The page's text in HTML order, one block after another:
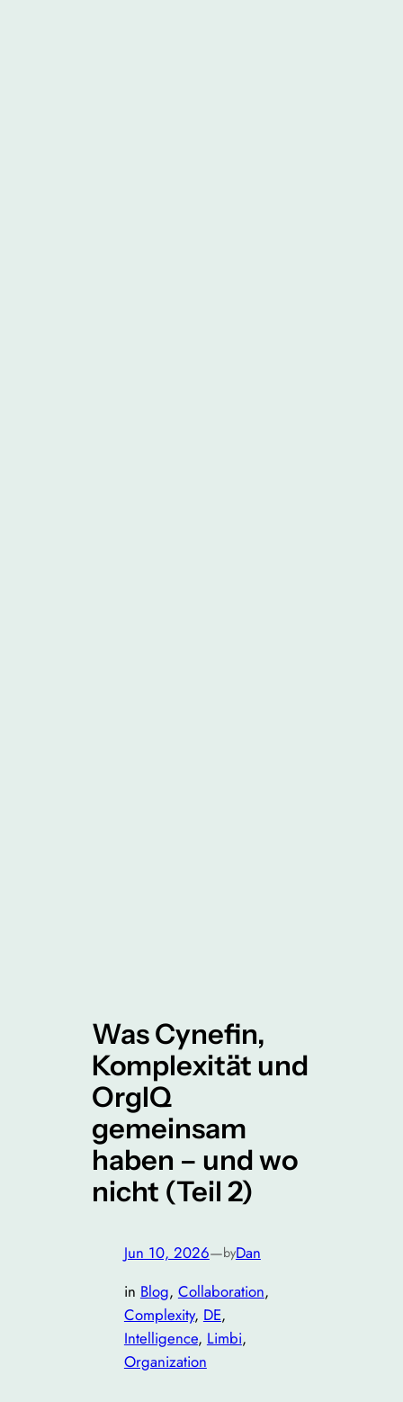
Was Cynefin,
Komplexität und
OrgIQ
gemeinsam
haben – und wo
nicht (Teil 2)
Jun 10, 2026—byDan
in Blog, Collaboration
Complexity, DE
Intelligence, Limbi
Organization